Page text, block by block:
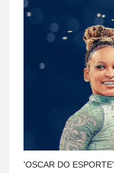
'OSCAR DO ESPORTE'